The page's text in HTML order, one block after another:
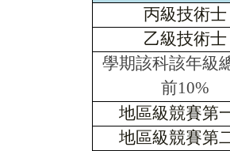
丙級技術士
乙級技術士
學期該科該年級
前10%
地區級競賽第
地區級競賽第